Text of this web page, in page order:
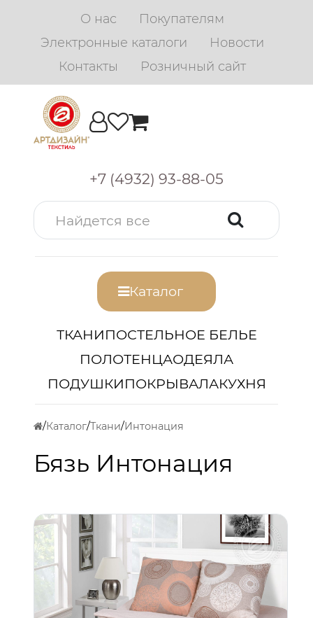
О нас
Покупателям
Электронные каталоги
Новости
Контакты
Розничный сайт
+7 (4932) 93-88-05
Каталог
ТКАНИПОСТЕЛЬНОЕ БЕЛЬЕ
ПОЛОТЕНЦАОДЕЯЛА
ПОДУШКИПОКРЫВАЛАКУХНЯ
Каталог Ткани Интонация
Бязь Интонация